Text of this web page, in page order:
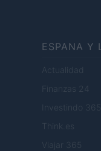
ESPANA Y
Actualidad
Finanzas 24
Investindo 365
Think.es
Viajar 365